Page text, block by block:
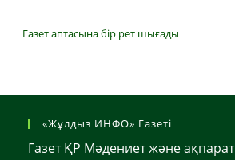
Газет аптасына бір рет шығады
«Жұлдыз ИНФО» Газеті
Газет ҚР Мәдениет және ақпарат